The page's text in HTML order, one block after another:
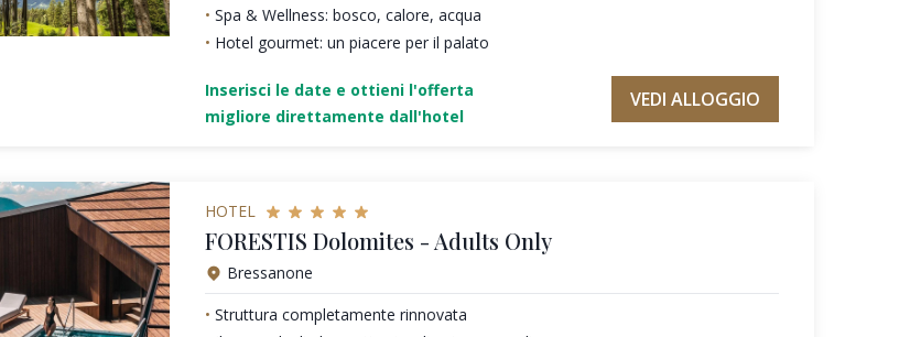
Spa & Wellness: bosco, calore, acqua
Hotel gourmet: un piacere per il palato
Inserisci le date e ottieni l'offerta
migliore direttamente dall'hotel
VEDI ALLOGGIO
HOTEL
FORESTIS Dolomites - Adults Only
Bressanone
Struttura completamente rinnovata